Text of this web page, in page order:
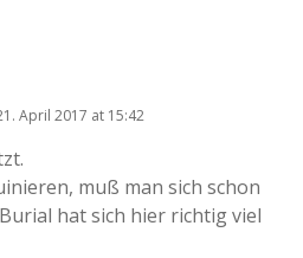
April 2017 at 15:42
muß man sich schon
hat sich hier richtig viel